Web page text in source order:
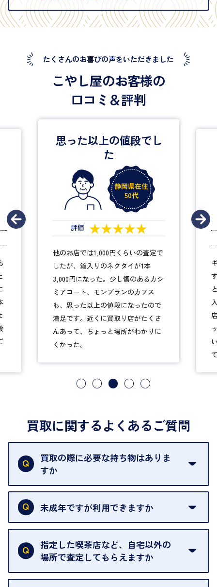
たくさんのお喜びの声をいただきました
こやし屋のお客様の
口コミ＆評判
入ると全然
緊張しなかった
東京都在住
20代
評価 ★★★★★
ギラギラしてないあの外観が好きで
す。のれんが大きくて中が見えない
ところはちょっと緊張しましたが、
入ってみれば何てことはなかった。
店員さんもフレンドリーだった。バ
ッグを丁寧に見てくれ、「新品みた
い。人気商品」と、いいお値段付け
てくれました。ありがたいです。
買取に関するよくあるご質問
買取の際に必要な持ち物はありま
すか
本人確認書類をご用意ください。ご利用になれる書
類はこちらをご確認ください。
未成年ですが利用できますか
18歳未満の方は、保護者の同意があってもご利用い
ただけません。
指定した喫茶店など、自宅以外の
場所で査定してもらえますか
ご自宅以外での査定はお引き受けできません。ご指